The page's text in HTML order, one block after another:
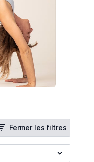
Fermer les filtres